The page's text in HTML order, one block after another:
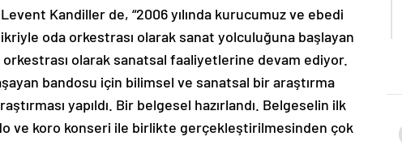
Kandiller de, “2006 yılında kurucumuz ve ebedi
oda orkestrası olarak sanat yolculuğuna başlayan
orkestrası olarak sanatsal faaliyetlerine devam ediyor.
bandosu için bilimsel ve sanatsal bir araştırma
yapıldı. Bir belgesel hazırlandı. Belgeselin ilk
ve koro konseri ile birlikte gerçekleştirilmesinden çok